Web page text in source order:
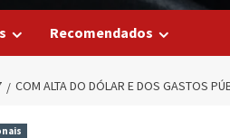
Recomendados
COM ALTA DO DÓLAR E DOS GASTOS